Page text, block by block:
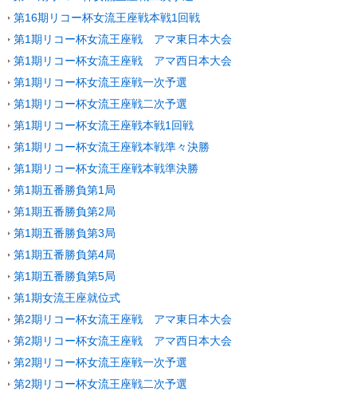
第16期リコー杯女流王座戦本戦1回戦
第1期リコー杯女流王座戦 アマ東日本大会
第1期リコー杯女流王座戦 アマ西日本大会
第1期リコー杯女流王座戦一次予選
第1期リコー杯女流王座戦二次予選
第1期リコー杯女流王座戦本戦1回戦
第1期リコー杯女流王座戦本戦準々決勝
第1期リコー杯女流王座戦本戦準決勝
第1期五番勝負第1局
第1期五番勝負第2局
第1期五番勝負第3局
第1期五番勝負第4局
第1期五番勝負第5局
第1期女流王座就位式
第2期リコー杯女流王座戦 アマ東日本大会
第2期リコー杯女流王座戦 アマ西日本大会
第2期リコー杯女流王座戦一次予選
第2期リコー杯女流王座戦二次予選